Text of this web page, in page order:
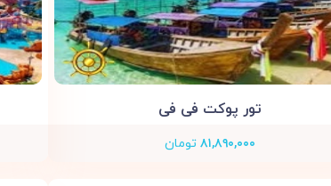
تور پوکت فی فی
۸۱,۸۹۰,۰۰۰ تومان